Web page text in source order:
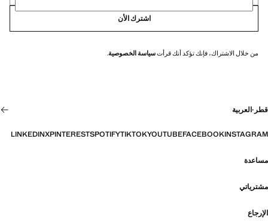
اشترك الأن
من خلال الاشتراك، فإنك تؤكد أنك قرأتسياسة الخصوصية.
قطر ·العربية
INSTAGRAM
FACEBOOK
YOUTUBE
TIKTOK
SPOTIFY
PINTEREST
X
LINKEDIN
مساعدة
مشترياتي
الإرجاع